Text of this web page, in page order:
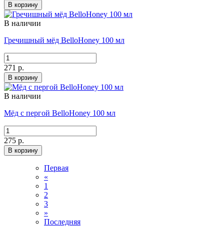
В корзину
В наличии
Гречишный мёд BelloHoney 100 мл
271 р.
В корзину
В наличии
Мёд с пергой BelloHoney 100 мл
275 р.
В корзину
Первая
«
1
2
3
»
Последняя